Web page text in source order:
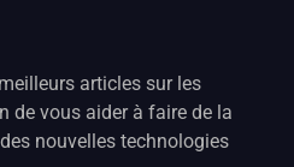
articles sur les
de vous aider à faire de la
nouvelles technologies